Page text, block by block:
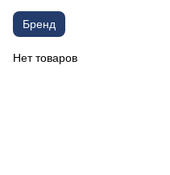
Бренд
Нет товаров